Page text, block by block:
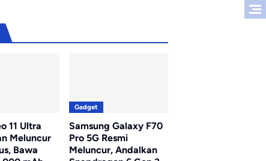
11 Ultra
Meluncur
Bawa
Gadget
Samsung Galaxy F70
Pro 5G Resmi
Meluncur, Andalkan